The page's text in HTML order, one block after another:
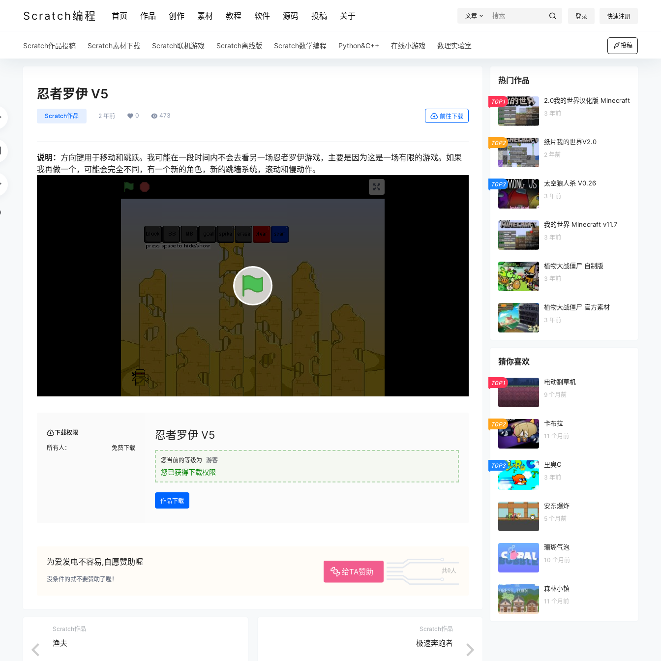
Scratch编程 首页 作品 创作 素材 教程 软件 源码 投稿 关于 文章 登录 快速注册
Scratch作品投稿 Scratch素材下载 Scratch联机游戏 Scratch离线版 Scratch数学编程 Python&C++ 在线小游戏 数理实验室 投稿
忍者罗伊 V5
Scratch作品 2 年前 0 473 前往下载
说明： 方向键用于移动和跳跃。我可能在一段时间内不会去看另一场忍者罗伊游戏，主要是因为这是一场有限的游戏。如果
我再做一个，可能会完全不同，有一个新的角色，新的跳墙系统，滚动和慢动作。
下载权限
所有人： 免费下载
忍者罗伊 V5
您当前的等级为 游客
您已获得下载权限
作品下载
为爱发电不容易,自愿赞助喔
给TA赞助 共0人
没条件的就不要赞助了喔！
Scratch作品
渔夫
Scratch作品
极速奔跑者
热门作品
TOP1 2.0我的世界汉化版 Minecraft
3 年前
TOP2 纸片我的世界V2.0
2 年前
TOP3 太空狼人杀 V0.26
3 年前
我的世界 Minecraft v11.7
3 年前
植物大战僵尸 自制版
3 年前
植物大战僵尸 官方素材
3 年前
猜你喜欢
TOP1 电动割草机
9 个月前
TOP2 卡布拉
11 个月前
TOP3 里奥C
3 年前
安东爆炸
5 个月前
珊瑚气泡
10 个月前
森林小镇
11 个月前